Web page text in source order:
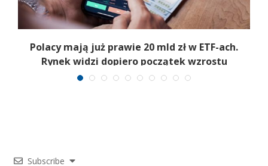
Polacy mają już prawie 20 mld zł w ETF-ach.
Rynek widzi dopiero początek wzrostu
Subscribe